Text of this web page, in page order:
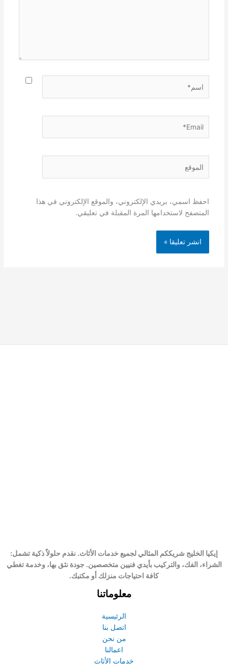
احفظ اسمي، بريدي الإلكتروني، والموقع الإلكتروني في هذا
المتصفح لاستخدامها المرة المقبلة في تعليقي.
إيكيا الخليج شريككم المثالي لجميع خدمات الأثاث. نقدم حلولاً ذكية تشمل:
الشراء، الفك، والتركيب بأيدي فنيين متخصصين. جودة نثق بها، وخدمة تغطي
كافة احتياجات منزلك أو مكتبك.
معلوماتنا
الرئيسية
اتصل بنا
من نحن
اعمالنا
خدمات الأثاث